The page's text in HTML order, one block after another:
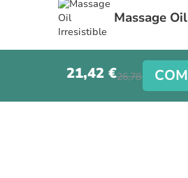
Massage
21,42 €26,78 €
Información Tallas
Protección a Compradores
Nuestra Tienda
Aviso Legal
Síguenos en nuestras redes sociales